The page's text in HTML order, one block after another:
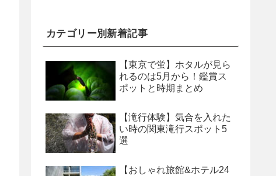
カテゴリー別新着記事
【東京で蛍】ホタルが見ら
れるのは5月から！鑑賞ス
ポットと時期まとめ
【滝行体験】気合を入れた
い時の関東滝行スポット5
選
【おしゃれ旅館&ホテル24